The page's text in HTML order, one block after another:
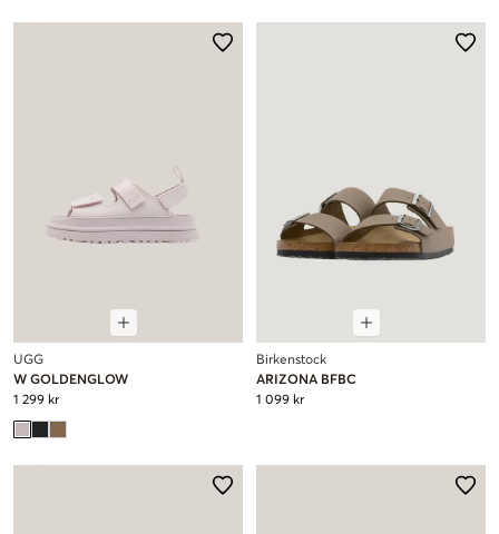
UGG
W GOLDENGLOW
1 299 kr
Birkenstock
ARIZONA BFBC
1 099 kr